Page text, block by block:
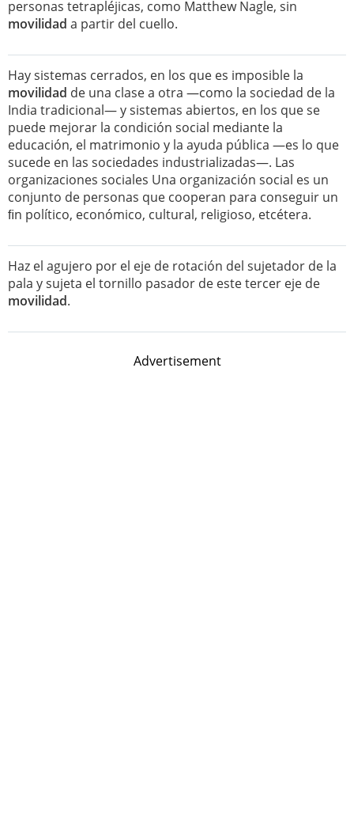
personas tetrapléjicas, como Matthew Nagle, sin
movilidad a partir del cuello.
Hay sistemas cerrados, en los que es imposible la
movilidad de una clase a otra —como la sociedad de la
India tradicional— y sistemas abiertos, en los que se
puede mejorar la condición social mediante la
educación, el matrimonio y la ayuda pública —es lo que
sucede en las sociedades industrializadas—. Las
organizaciones sociales Una organización social es un
conjunto de personas que cooperan para conseguir un
ﬁn político, económico, cultural, religioso, etcétera.
Haz el agujero por el eje de rotación del sujetador de la
pala y sujeta el tornillo pasador de este tercer eje de
movilidad.
Advertisement